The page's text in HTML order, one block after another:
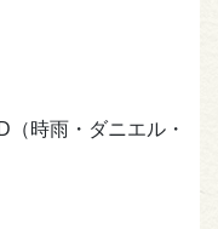
（時雨・ダニエル・